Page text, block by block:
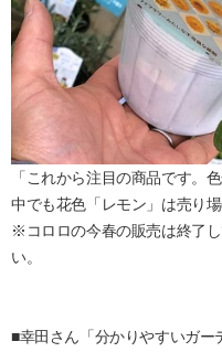
「これから注目の商品です。
中でも花色「レモン」は売り
※コロロの今春の販売は終了
い。
■幸田さん「分かりやすいガー